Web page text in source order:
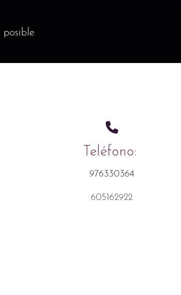
posible
Teléfono:
976330364
605162922